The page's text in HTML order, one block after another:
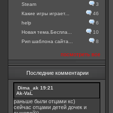
Steam
3
Какие игры играет...
46
help
6
Новая тема.Беспла...
10
Рип шаблона сайта...
8
посмотреть все
Последние комментарии
Dima_ak 19:21
Ak-VaL
раньше были отцами кс)
сейчас отцами детей дочек и